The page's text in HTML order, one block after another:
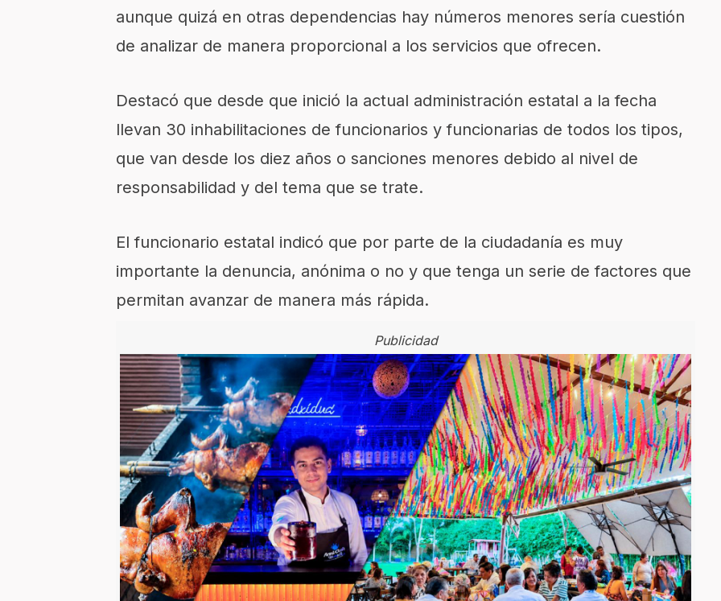
aunque quizá en otras dependencias hay números menores sería cuestión
de analizar de manera proporcional a los servicios que ofrecen.
Destacó que desde que inició la actual administración estatal a la fecha
llevan 30 inhabilitaciones de funcionarios y funcionarias de todos los tipos,
que van desde los diez años o sanciones menores debido al nivel de
responsabilidad y del tema que se trate.
El funcionario estatal indicó que por parte de la ciudadanía es muy
importante la denuncia, anónima o no y que tenga un serie de factores que
permitan avanzar de manera más rápida.
Publicidad